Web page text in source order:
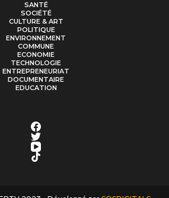
SANTÉ
SOCIÉTÉ
CULTURE & ART
POLITIQUE
ENVIRONNEMENT
COMMUNE
ECONOMIE
TECHNOLOGIE
ENTREPRENEURIAT
DOCUMENTAIRE
EDUCATION